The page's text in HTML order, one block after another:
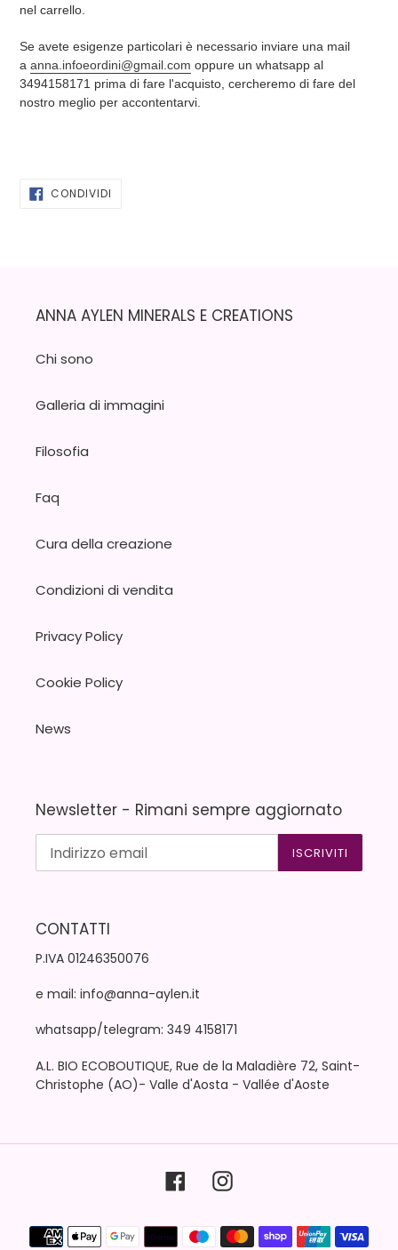
nel carrello.
Se avete esigenze particolari è necessario inviare una mail
a anna.infoeordini@gmail.com oppure un whatsapp al
3494158171 prima di fare l'acquisto, cercheremo di fare del
nostro meglio per accontentarvi.
CONDIVIDI
ANNA AYLEN MINERALS E CREATIONS
Chi sono
Galleria di immagini
Filosofia
Faq
Cura della creazione
Condizioni di vendita
Privacy Policy
Cookie Policy
News
Newsletter - Rimani sempre aggiornato
ISCRIVITI
CONTATTI
P.IVA 01246350076
e mail: info@anna-aylen.it
whatsapp/telegram: 349 4158171
A.L. BIO ECOBOUTIQUE, Rue de la Maladière 72, Saint-
Christophe (AO)- Valle d'Aosta - Vallée d'Aoste
FacebookInstagram
Metodi